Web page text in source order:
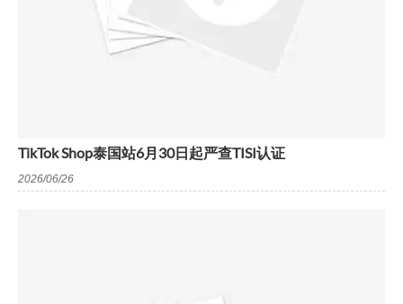
TikTok Shop泰国站6月30日起严查TISI认证
2026/06/26